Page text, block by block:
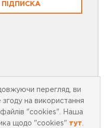
ПІДПИСКА
перегляд, ви
згоду на використання
"cookies". Наша
щодо "cookies" тут